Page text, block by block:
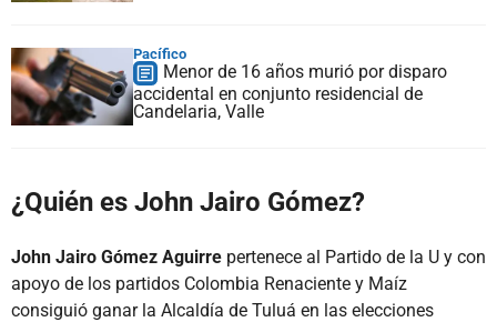
Pacífico
Menor de 16 años murió por disparo
accidental en conjunto residencial de
Candelaria, Valle
¿Quién es John Jairo Gómez?
John Jairo Gómez Aguirre pertenece al Partido de la U y con
apoyo de los partidos Colombia Renaciente y Maíz
consiguió ganar la Alcaldía de Tuluá en las elecciones